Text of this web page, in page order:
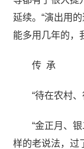
延续。“演出用
能多用几年的，
传 承
“待在农村
“金正月、
样的老说法，过